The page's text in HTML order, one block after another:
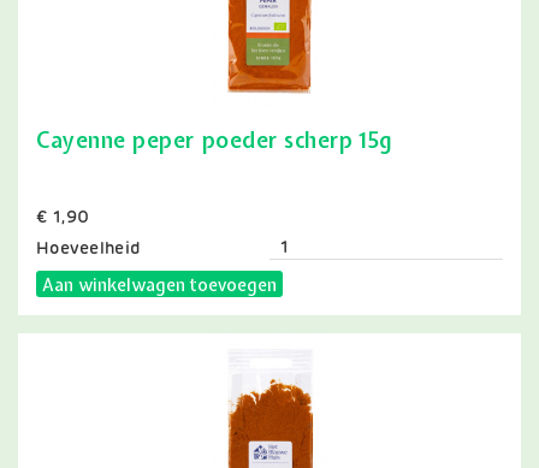
Cayenne peper poeder scherp 15g
Prijs
€ 1,90
Hoeveelheid
Aan winkelwagen toevoegen